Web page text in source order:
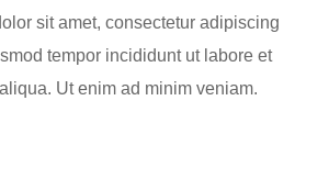
sit amet, consectetur adipiscing
tempor incididunt ut labore et
Ut enim ad minim veniam.